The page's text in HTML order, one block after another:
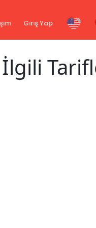
Giriş Yap